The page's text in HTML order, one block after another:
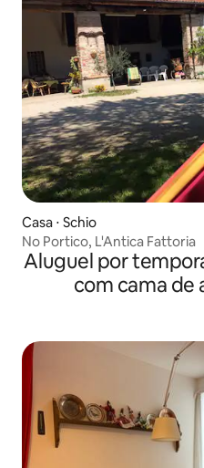
Casa ⋅ Schio
No Portico, L'Antica Fattoria
Aluguel por
com cama de